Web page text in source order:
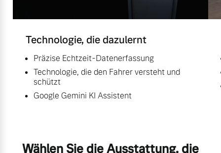
Technologie, die dazulernt
Präzise Echtzeit-Datenerfassung
Technologie, die den Fahrer versteht und
schützt
Google Gemini KI Assistent
Wählen Sie die Ausstattung, die